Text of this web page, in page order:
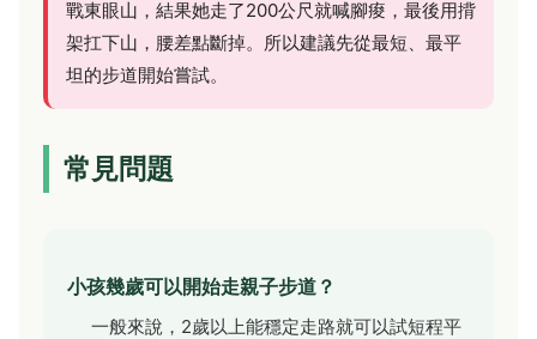
戰東眼山，結果她走了200公尺就喊腳痠，最後用揹
架扛下山，腰差點斷掉。所以建議先從最短、最平
坦的步道開始嘗試。
常見問題
小孩幾歲可以開始走親子步道？
一般來說，2歲以上能穩定走路就可以試短程平